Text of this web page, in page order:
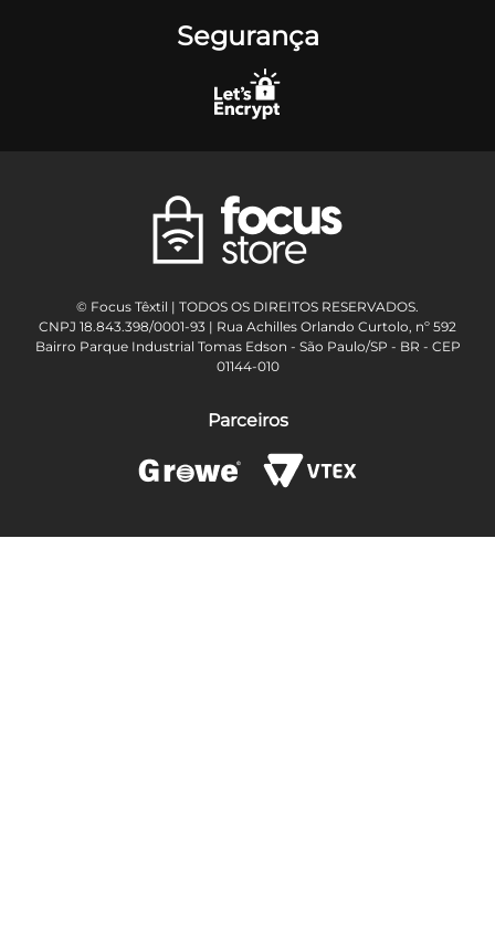
Segurança
© Focus Têxtil | TODOS OS DIREITOS RESERVADOS.
CNPJ 18.843.398/0001-93 | Rua Achilles Orlando Curtolo, nº 592
Bairro Parque Industrial Tomas Edson - São Paulo/SP - BR - CEP
01144-010
Parceiros